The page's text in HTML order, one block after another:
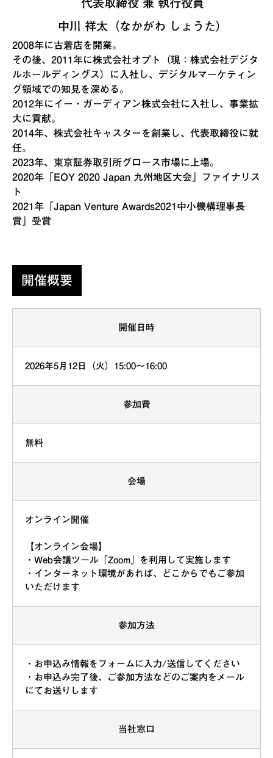
代表取締役 兼 執行役員
中川 祥太（なかがわ しょうた）
2008年に古着店を開業。
その後、2011年に株式会社オプト（現：株式会社デジタ
ルホールディングス）に入社し、デジタルマーケティン
グ領域での知見を深める。
2012年にイー・ガーディアン株式会社に入社し、事業拡
大に貢献。
2014年、株式会社キャスターを創業し、代表取締役に就
任。
2023年、東京証券取引所グロース市場に上場。
2020年「EOY 2020 Japan 九州地区大会」ファイナリス
ト
2021年「Japan Venture Awards2021中小機構理事長
賞」受賞
開催概要
開催日時
2026年5月12日（火）15:00〜16:00
参加費
無料
会場
オンライン開催
【オンライン会場】
・Web会議ツール「Zoom」を利用して実施します
・インターネット環境があれば、どこからでもご参加
いただけます
参加方法
・お申込み情報をフォームに入力/送信してください
・お申込み完了後、ご参加方法などのご案内をメール
にてお送りします
当社窓口